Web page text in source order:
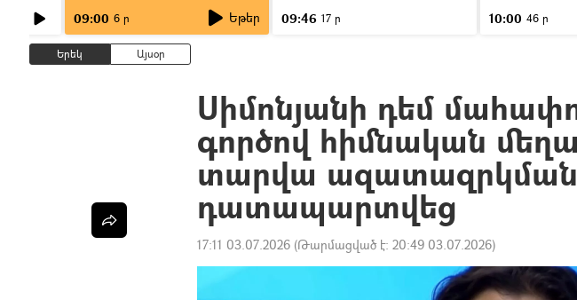
09:00 6 ր Եթեր 09:46 17 ր 10:00 46 ր
Երեկ Այսօր
Սիմոնյանի դեմ
գործով հիմնական
տարվա ազատազրկման
դատապարտվեց
17:11 03.07.2026 (Թարմացված է: 20:49 03.07.2026)